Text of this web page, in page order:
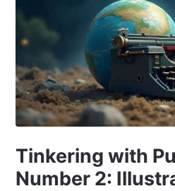
Tinkering with
Number 2: